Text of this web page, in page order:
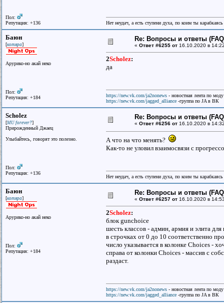
Пол:
Репутация: +136
Нет неудач, а есть ступени духа, по коим ты
Баюн
[котяра]
Арурико-но акай неко
Пол:
Репутация: +184
Re: Вопросы и ответы
« Ответ #6255 от 16.10.2020 в
2Scholez:
да
https://new.vk.com/ja2nonews - новостная лента по
https://new.vk.com/jagged_alliance -группа по JA в ВК
Scholez
[MU forever?]
Прирожденный Джаец
Улыбайтесь, говорят это полезно.
Пол:
Репутация: +136
Re: Вопросы и ответы
« Ответ #6256 от 16.10.2020 в
А что на что менять?
Как-то не уловил взаимосвязи с
Нет неудач, а есть ступени духа, по коим ты
Баюн
[котяра]
Арурико-но акай неко
Пол:
Репутация: +184
Re: Вопросы и ответы
« Ответ #6257 от 16.10.2020 в
2Scholez:
блок gunchoice
шесть классов - админ, армия и элита
в строчках от 0 до 10 соответственно
число указывается в колонке Choices -
справа от колонки Choices - массив с
раздаст.
https://new.vk.com/ja2nonews - новостная лента по
https://new.vk.com/jagged_alliance -группа по JA в ВК